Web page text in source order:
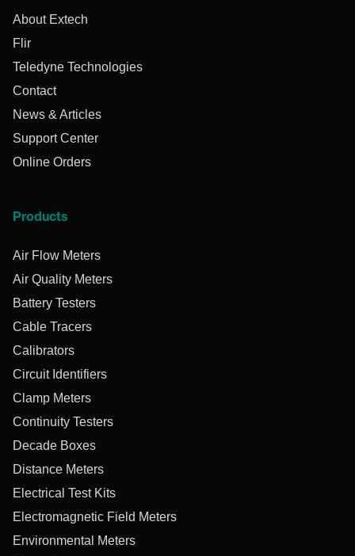
About Extech
Flir
Teledyne Technologies
Contact
News & Articles
Support Center
Online Orders
Products
Air Flow Meters
Air Quality Meters
Battery Testers
Cable Tracers
Calibrators
Circuit Identifiers
Clamp Meters
Continuity Testers
Decade Boxes
Distance Meters
Electrical Test Kits
Electromagnetic Field Meters
Environmental Meters